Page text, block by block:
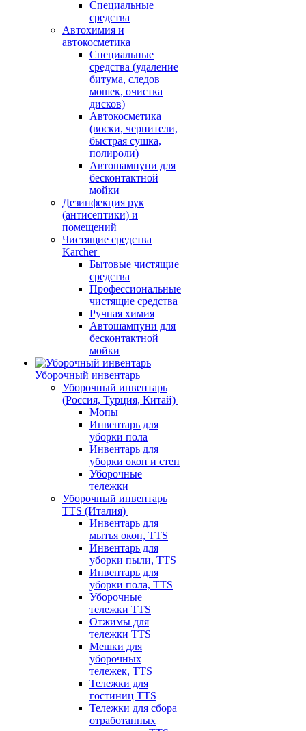
Специальные
средства
Автохимия и
автокосметика
Специальные
средства (удаление
битума, следов
мошек, очистка
дисков)
Автокосметика
(воски, чернители,
быстрая сушка,
полироли)
Автошампуни для
бесконтактной
мойки
Дезинфекция рук
(антисептики) и
помещений
Чистящие средства
Karcher
Бытовые чистящие
средства
Профессиональные
чистящие средства
Ручная химия
Автошампуни для
бесконтактной
мойки
Уборочный инвентарь
Уборочный инвентарь
(Россия, Турция, Китай)
Мопы
Инвентарь для
уборки пола
Инвентарь для
уборки окон и стен
Уборочные
тележки
Уборочный инвентарь
TTS (Италия)
Инвентарь для
мытья окон, TTS
Инвентарь для
уборки пыли, TTS
Инвентарь для
уборки пола, TTS
Уборочные
тележки TTS
Отжимы для
тележки TTS
Мешки для
уборочных
тележек, TTS
Тележки для
гостиниц TTS
Тележки для сбора
отработанных